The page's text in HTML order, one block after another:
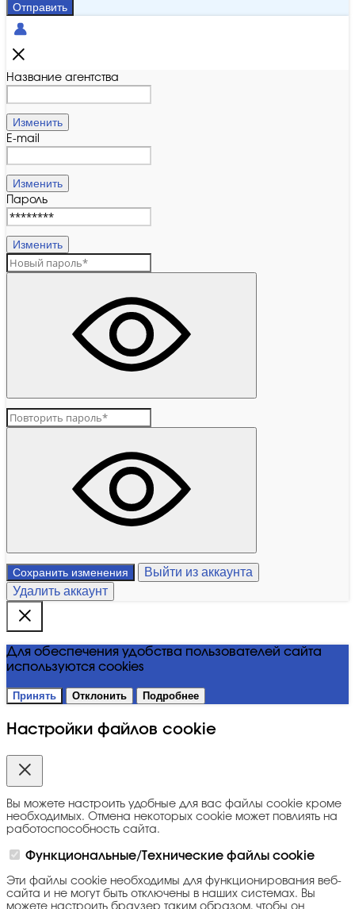
Отправить
Название агентства
Изменить
E-mail
Изменить
Пароль
Изменить
Сохранить изменения
Выйти из аккаунта
Удалить аккаунт
Для обеспечения удобства пользователей сайта
используются cookies
Принять Отклонить Подробнее
Настройки файлов cookie
Вы можете настроить удобные для вас файлы cookie кроме
необходимых. Отмена некоторых cookie может повлиять на
работоспособность сайта.
Функциональные/Технические файлы cookie
Эти файлы cookie необходимы для функционирования веб-
сайта и не могут быть отключены в наших системах. Вы